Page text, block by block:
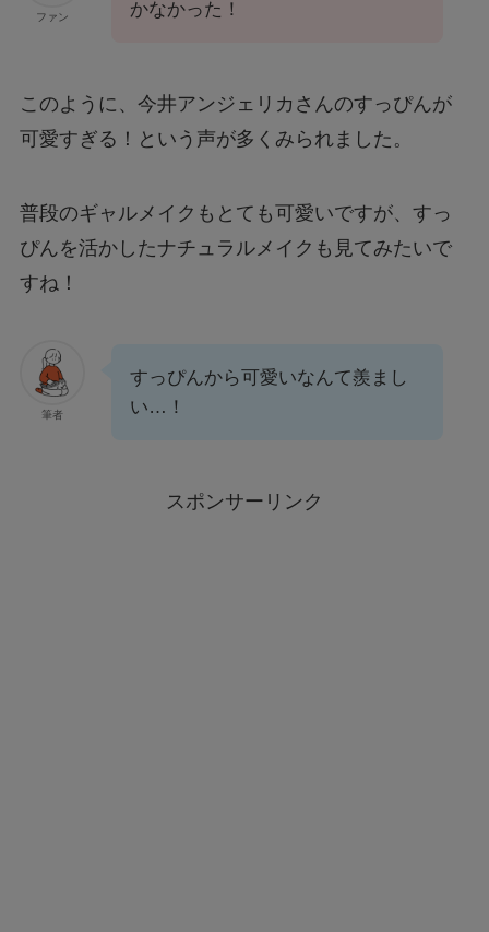
ファン かなかった！
このように、今井アンジェリカさんのすっぴんが
可愛すぎる！という声が多くみられました。
普段のギャルメイクもとても可愛いですが、すっ
ぴんを活かしたナチュラルメイクも見てみたいで
すね！
筆者
すっぴんから可愛いなんて羨まし
い…！
スポンサーリンク